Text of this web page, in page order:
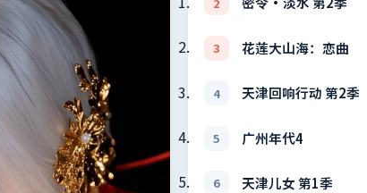
3 花莲大山海：恋曲
4 天津回响行动 第2季
5 广州年代4
6 天津儿女 第1季